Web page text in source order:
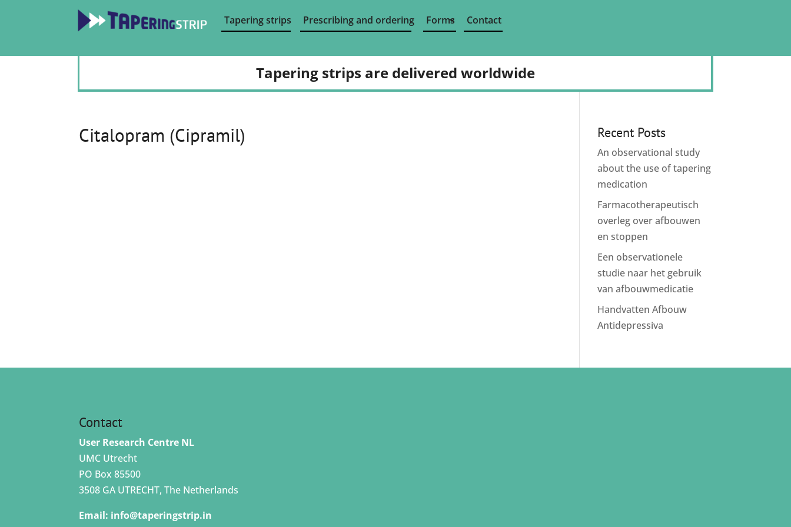
Tapering strips Prescribing and ordering Forms Contact
Tapering strips are delivered worldwide
Citalopram (Cipramil) Recent Posts
An observational study
about the use of tapering
medication
Farmacotherapeutisch
overleg over afbouwen
en stoppen
Een observationele
studie naar het gebruik
van afbouwmedicatie
Handvatten Afbouw
Antidepressiva
Contact
User Research Centre NL
UMC Utrecht
PO Box 85500
3508 GA UTRECHT, The Netherlands
Email: info@taperingstrip.in